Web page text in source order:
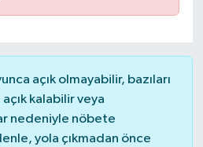
açık olmayabilir, bazıları
kalabilir veya
nedeniyle nöbete
yola çıkmadan önce